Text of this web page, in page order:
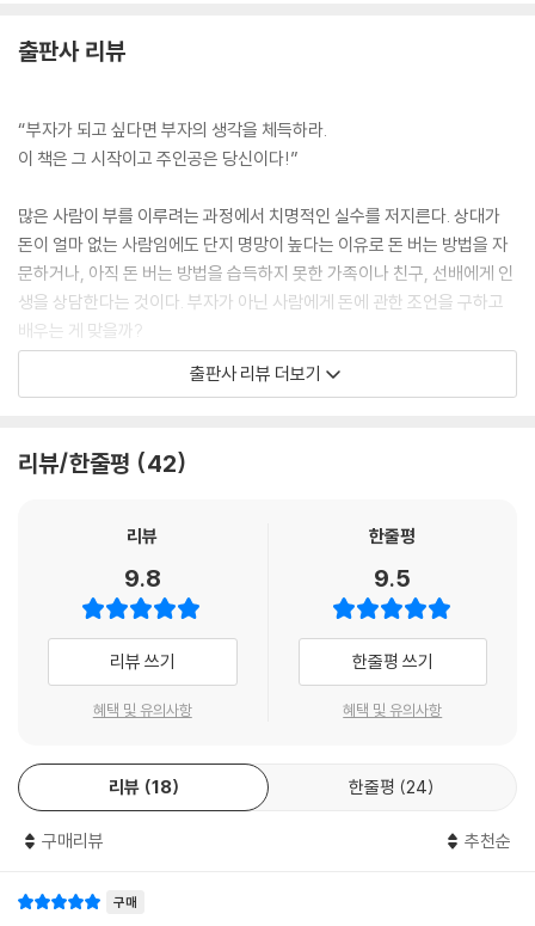
출판사 리뷰
“부자가 되고 싶다면 부자의 생각을 체득하라.
이 책은 그 시작이고 주인공은 당신이다!”
많은 사람이 부를 이루려는 과정에서 치명적인 실수를 저지른다. 상대가
돈이 얼마 없는 사람임에도 단지 명망이 높다는 이유로 돈 버는 방법을 자
문하거나, 아직 돈 버는 방법을 습득하지 못한 가족이나 친구, 선배에게 인
생을 상담한다는 것이다. 부자가 아닌 사람에게 돈에 관한 조언을 구하고
배우는 게 맞을까?
대부분 부자가 되길 원하지만 아무나 부자가 될 수 없는 이유는 부자들의
도구를 모르기 때문이다. 바다에 나가고자 하는 사람이 주야장천 자동차
가 될 수 있다면, 이 세상 누구보다 당신이 먼저 부자가 되어야 했다. 고로
부의 흐름을 완전히 전환하라!”
이 책 『웰씽킹』은 부를 창조한 사람들이 갖고 있는 생각의 뿌리를 이해하
고 체득하기 위해 ‘풍요의 생각’을 이야기하는 책이다. 풍요의 생각은 결핍
의 생각과 반대되는 개념이다. 풍요의 생각이나 결핍의 생각이나 모두 에
결핍의 생각은 과거에 잡혀 있다. 풍요의 생각은 현재와 미래로 향한다. 그
래서 결핍의 생각은 당신의 인생을 제한하고 당신을 벽에 가둔다. 풍요의
생각은 인생의 지평을 넓히고 당신의 벽을 부순다. 당신의 인생을 제한하
는 벽은 세상에 대한 믿음, 타인에 대한 믿음, 나 자신에 대한 믿음에서 생
당신도 이 세 가지 벽을 부순다면 풍요로운 삶을 만들 수 있을 것이다.
출판사 리뷰 더보기
리뷰/한줄평 42
리뷰
9.8
리뷰 쓰기
혜택 및 유의사항
한줄평
9.5
한줄평 쓰기
혜택 및 유의사항
리뷰 18 한줄평 24
구매리뷰 추천순
구매